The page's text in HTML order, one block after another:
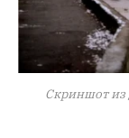
Скриншот из